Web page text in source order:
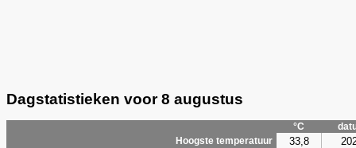
Dagstatistieken voor 8 augustus
°C
Hoogste temperatuur
33,8